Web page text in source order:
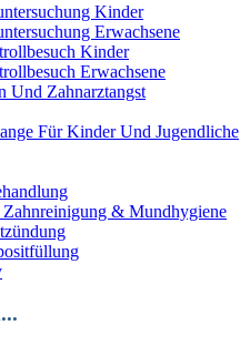
Kinder
Erwachsene
Kinder
Erwachsene
Und Zahnarztangst
Für Kinder Und Jugendliche
Zahnreinigung & Mundhygiene
...